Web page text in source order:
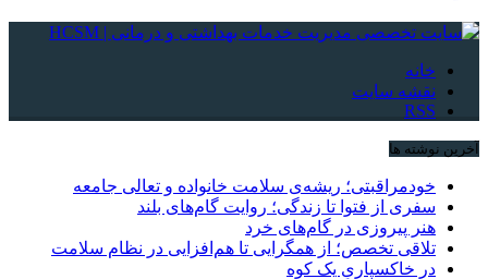
خانه
نقشه سایت
RSS
آخرین نوشته ها
خودمراقبتی؛ ریشه‌ی سلامت خانواده و تعالی جامعه
سفری از فتوا تا زندگی؛ روایت گام‌های بلند
هنر پیروزی در گام‌های خرد
تلاقی تخصص؛ از همگرایی تا هم‌افزایی در نظام سلامت
در خاکسپاریِ یک کوه